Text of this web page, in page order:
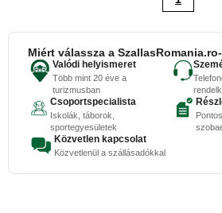
Miért válassza a
Valódi helyismeret
Több mint 20 éve a
turizmusban
Csoportspecialista
Iskolák, táborok,
sportegyesületek
Közvetlen kapcsolat
Közvetlenül a szállásadókkal